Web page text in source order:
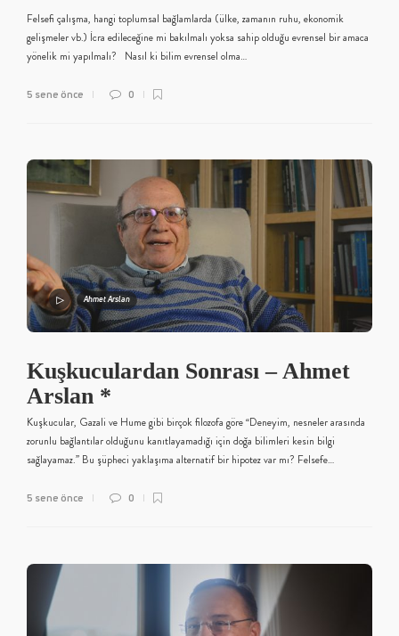
Felsefi çalışma, hangi toplumsal bağlamlarda (ülke, zamanın ruhu, ekonomik
gelişmeler vb.) İcra edileceğine mi bakılmalı yoksa sahip olduğu evrensel bir amaca
yönelik mi yapılmalı? Nasıl ki bilim evrensel olma…
5 sene önce 0
Ahmet Arslan
Kuşkuculardan Sonrası – Ahmet
Arslan *
Kuşkucular, Gazali ve Hume gibi birçok filozofa göre “Deneyim, nesneler arasında
zorunlu bağlantılar olduğunu kanıtlayamadığı için doğa bilimleri kesin bilgi
sağlayamaz.” Bu şüpheci yaklaşıma alternatif bir hipotez var mı? Felsefe…
5 sene önce 0